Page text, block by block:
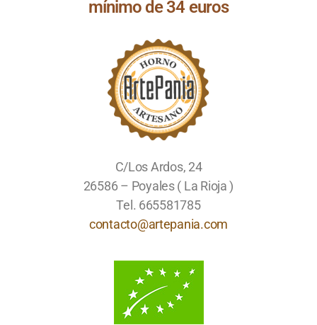
mínimo de 34 euros
C/Los Ardos, 24
26586 – Poyales ( La Rioja )
Tel. 665581785
contacto@artepania.com